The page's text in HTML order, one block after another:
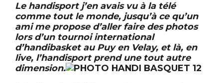
ROSÉE DE MAI
Le handisportj’en avais vu à la télé
comme tout le monde, jusqu’à ce qu’un
ami me propose d’aller faire des photos
lors d’un tournoi international
d’handibasketauPuy en Velay, et là, en
live, l’handisport prend une tout autre
dimension.